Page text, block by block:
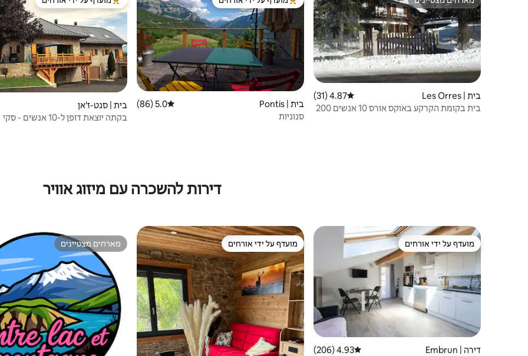
מארחים מצטיינים
בית | Les Orres דירוג ממוצע של 4.87 מתוך 5, 31 ביקורות
4.87 (31)
בית בקומת הקרקע באוקס אורס 10 אנשים 200
מוביל בקרב נכסים מועדפים על ידי אורחים
בית | Pontis דירוג ממוצע של 5.0 מתוך 5, 86 ביקורות
5.0 (86)
סנוניות
מוביל בקרב נכסים מועדפים על ידי
בית | סנט-ז'אן
בקתה יוצאת דופן ל-10 אנשים - סקי
דירות להשכרה עם מיזוג אוויר
מועדף על ידי אורחים
מועדף על ידי אורחים
דירה | Embrun דירוג ממוצע של 4.93 מתוך 5, 206 ביקורות
4.93 (206)
מועדף על ידי אורחים
מועדף על ידי אורחים מארחים מצטיינים
מארחים מצטיינים